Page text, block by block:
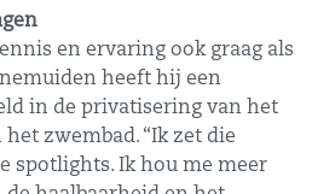
en ervaring ook graag als
heeft hij een
in de privatisering van het
zwembad. “Ik zet die
spotlights. Ik hou me meer